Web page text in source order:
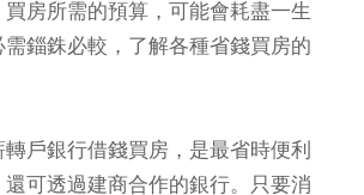
買房所需的預算，可能會耗盡一生
需錙銖必較，了解各種省錢買房的
戶銀行借錢買房，是最省時便利
還可透過建商合作的銀行。只要消